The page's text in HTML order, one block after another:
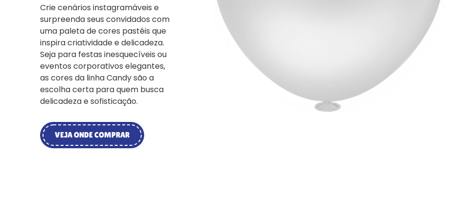
Crie cenários instagramáveis e
surpreenda seus convidados com
uma paleta de cores pastéis que
inspira criatividade e delicadeza.
Seja para festas inesquecíveis ou
eventos corporativos elegantes,
as cores da linha Candy são a
escolha certa para quem busca
delicadeza e sofisticação.
VEJA ONDE COMPRAR